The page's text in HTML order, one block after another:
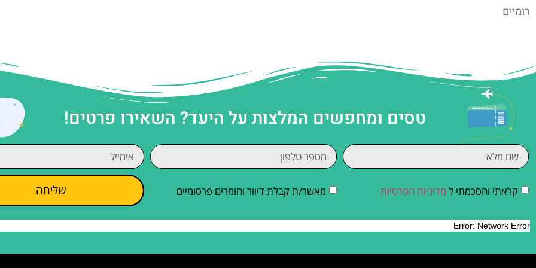
רומיים
טסים ומחפשים המלצות על היעד? השאירו פרטים!
קראתי והסכמתי ל מדיניות הפרטיות מאשר/ת קבלת דיוור וחומרים פרסומיים שליחה